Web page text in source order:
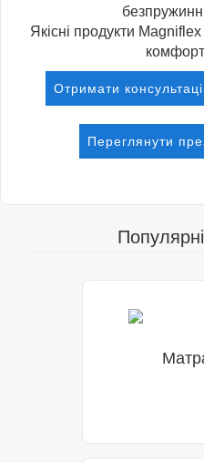
Якісні продукти
Отримати
Переглянути
Популярні